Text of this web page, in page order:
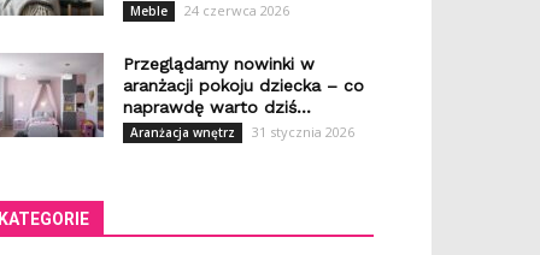
Meble 24 czerwca 2026
Przeglądamy nowinki w
aranżacji pokoju dziecka – co
naprawdę warto dziś...
Aranżacja wnętrz 31 stycznia 2026
KATEGORIE